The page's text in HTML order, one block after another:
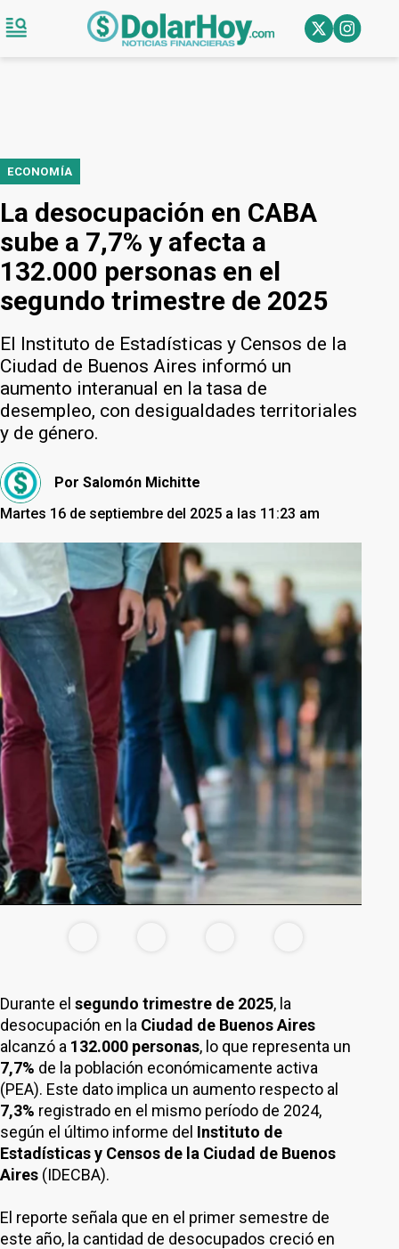
ECONOMÍA
La desocupación en CABA
sube a 7,7% y afecta a
132.000 personas en el
segundo trimestre de 2025
El Instituto de Estadísticas y Censos de la
Ciudad de Buenos Aires informó un
aumento interanual en la tasa de
desempleo, con desigualdades territoriales
y de género.
Por Salomón Michitte
Martes 16 de septiembre del 2025 a las 11:23 am
Durante el segundo trimestre de 2025, la
desocupación en la Ciudad de Buenos Aires
alcanzó a 132.000 personas, lo que representa un
7,7% de la población económicamente activa
(PEA). Este dato implica un aumento respecto al
7,3% registrado en el mismo período de 2024,
según el último informe del Instituto de
Estadísticas y Censos de la Ciudad de Buenos
Aires (IDECBA).
El reporte señala que en el primer semestre de
este año, la cantidad de desocupados creció en